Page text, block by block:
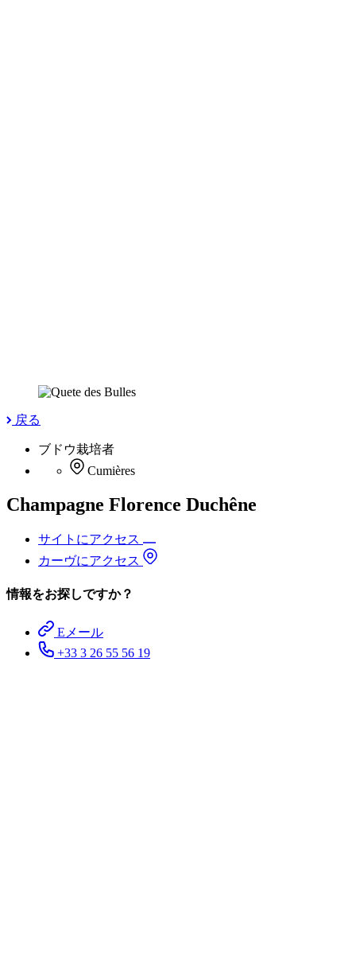
戻る
ブドウ栽培者
Cumières
Champagne Florence Duchêne
サイトにアクセス
カーヴにアクセス
情報をお探しですか？
Eメール
+33 3 26 55 56 19